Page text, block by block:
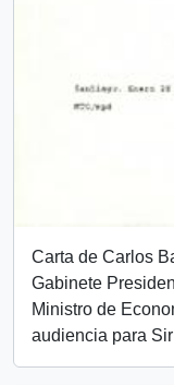
Carta de Carlos
Gabinete
Ministro de
audiencia para